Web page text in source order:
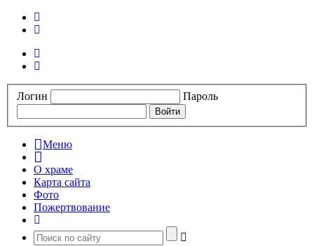
Логин Пароль
Меню
О храме
Карта сайта
Фото
Пожертвование